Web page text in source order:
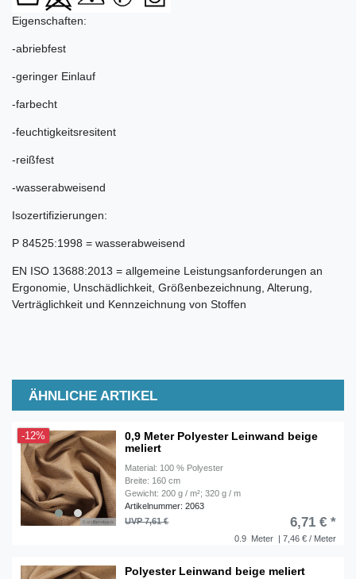
Eigenschaften:
-abriebfest
-geringer Einlauf
-farbecht
-feuchtigkeitsresitent
-reißfest
-wasserabweisend
Isozertifizierungen:
P 84525:1998 = wasserabweisend
EN ISO 13688:2013 = allgemeine Leistungsanforderungen an
Ergonomie, Unschädlichkeit, Größenbezeichnung, Alterung,
Verträglichkeit und Kennzeichnung von Stoffen
ÄHNLICHE ARTIKEL
-12%
0,9 Meter Polyester Leinwand beige
meliert
Material: 100 % Polyester
Breite: 160 cm
Gewicht: 200 g / m²; 320 g / m
Artikelnummer: 2063
0.9 Meter | 7,46 € / Meter
UVP 7,61 € 6,71 € *
Polyester Leinwand beige meliert